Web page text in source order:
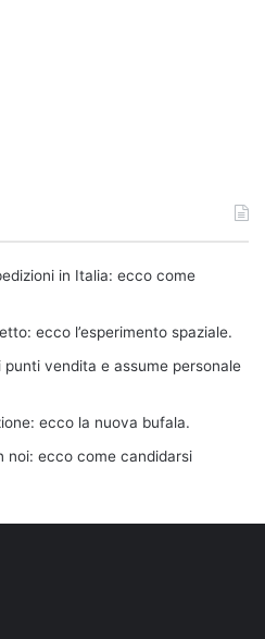
in Italia: ecco come
ecco l’esperimento spaziale.
vendita e assume personale
ecco la nuova bufala.
noi: ecco come candidarsi